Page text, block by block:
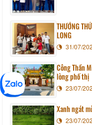
THƯỞNG
LONG
31/07/
Công Thần
lòng phố thị
23/07/
Xanh ngát
23/07/